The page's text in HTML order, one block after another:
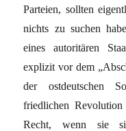
Parteien, sollten
nichts zu suchen
eines autoritären
explizit vor dem
der ostdeutschen
friedlichen
Recht, wenn sie